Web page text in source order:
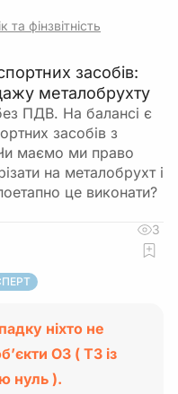
та фінзвітність
засобів:
металобрухту
ПДВ. На балансі є
засобів з
маємо ми право
на металобрухт і
це виконати?
3
ніхто не
ОЗ ( ТЗ із
нуль ).